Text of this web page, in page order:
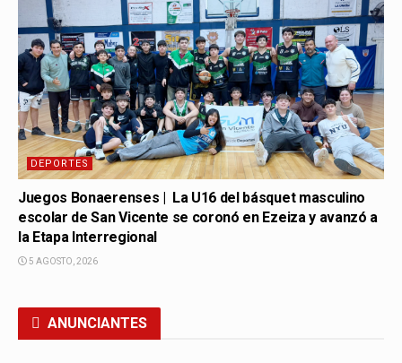
DEPORTES
Juegos Bonaerenses | La U16 del básquet masculino
escolar de San Vicente se coronó en Ezeiza y avanzó a
la Etapa Interregional
5 AGOSTO, 2026
ANUNCIANTES